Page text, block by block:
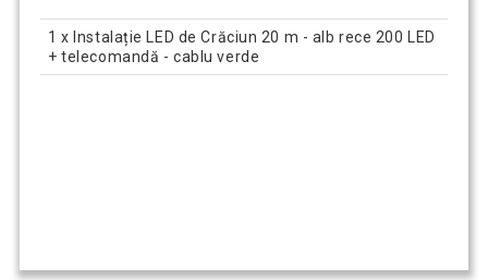
1 x Instalație LED de Crăciun 20 m - alb rece 200 LED
+ telecomandă - cablu verde